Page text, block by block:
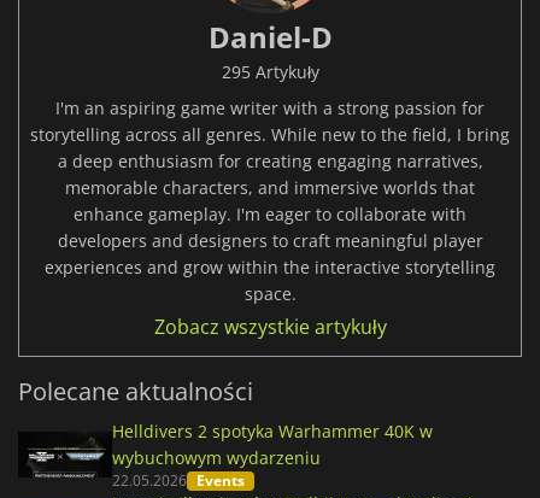
Daniel-D
295 Artykuły
I'm an aspiring game writer with a strong passion for
storytelling across all genres. While new to the field, I bring
a deep enthusiasm for creating engaging narratives,
memorable characters, and immersive worlds that
enhance gameplay. I'm eager to collaborate with
developers and designers to craft meaningful player
experiences and grow within the interactive storytelling
space.
Zobacz wszystkie artykuły
Polecane aktualności
Helldivers 2 spotyka Warhammer 40K w
wybuchowym wydarzeniu
22.05.2026 Events